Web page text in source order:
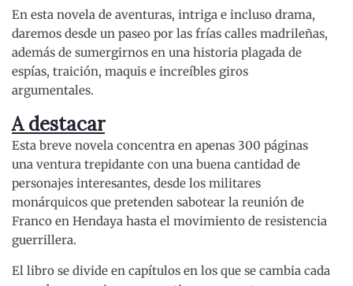
En esta novela de aventuras, intriga e incluso drama,
daremos desde un paseo por las frías calles madrileñas,
además de sumergirnos en una historia plagada de
espías, traición, maquis e increíbles giros
argumentales.
A destacar
Esta breve novela concentra en apenas 300 páginas
una ventura trepidante con una buena cantidad de
personajes interesantes, desde los militares
monárquicos que pretenden sabotear la reunión de
Franco en Hendaya hasta el movimiento de resistencia
guerrillera.
El libro se divide en capítulos en los que se cambia cada